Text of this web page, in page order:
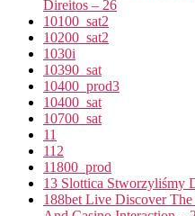
Direitos – 26
10100_sat2
10200_sat2
1030i
10390_sat
10400_prod3
10400_sat
10700_sat
11
112
11800_prod
13 Slottica Stworzyliśmy
188bet Live Discover